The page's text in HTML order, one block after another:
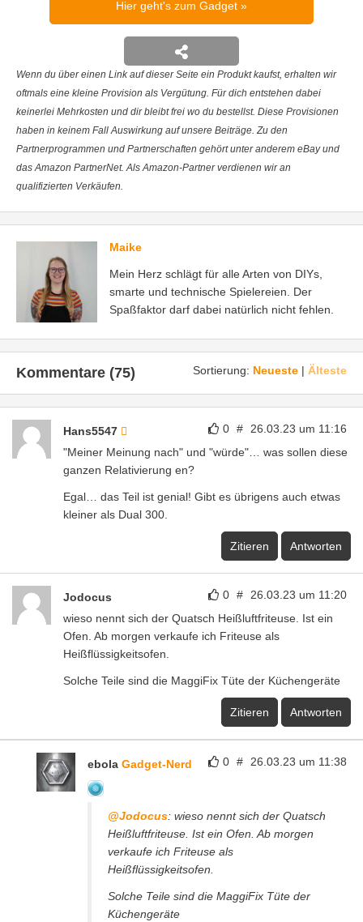
Hier geht's zum Gadget
Wenn du über einen Link auf dieser Seite ein Produkt kaufst, erhalten wir
oftmals eine kleine Provision als Vergütung. Für dich entstehen dabei
keinerlei Mehrkosten und dir bleibt frei wo du bestellst. Diese Provisionen
haben in keinem Fall Auswirkung auf unsere Beiträge. Zu den
Partnerprogrammen und Partnerschaften gehört unter anderem eBay und
das Amazon PartnerNet. Als Amazon-Partner verdienen wir an
qualifizierten Verkäufen.
Maike
Mein Herz schlägt für alle Arten von DIYs,
smarte und technische Spielereien. Der
Spaßfaktor darf dabei natürlich nicht fehlen.
Sortierung: Neueste | Älteste
Kommentare (75)
0 # 26.03.23 um 11:16
Hans5547
"Meiner Meinung nach" und "würde"… was sollen diese
ganzen Relativierung en?
Egal… das Teil ist genial! Gibt es übrigens auch etwas
kleiner als Dual 300.
Zitieren Antworten
0 # 26.03.23 um 11:20
Jodocus
wieso nennt sich der Quatsch Heißluftfriteuse. Ist ein
Ofen. Ab morgen verkaufe ich Friteuse als
Heißflüssigkeitsofen.
Solche Teile sind die MaggiFix Tüte der Küchengeräte
Zitieren Antworten
0 # 26.03.23 um 11:38
ebola Gadget-Nerd
@Jodocus: wieso nennt sich der Quatsch
Heißluftfriteuse. Ist ein Ofen. Ab morgen
verkaufe ich Friteuse als
Heißflüssigkeitsofen.
Solche Teile sind die MaggiFix Tüte der
Küchengeräte